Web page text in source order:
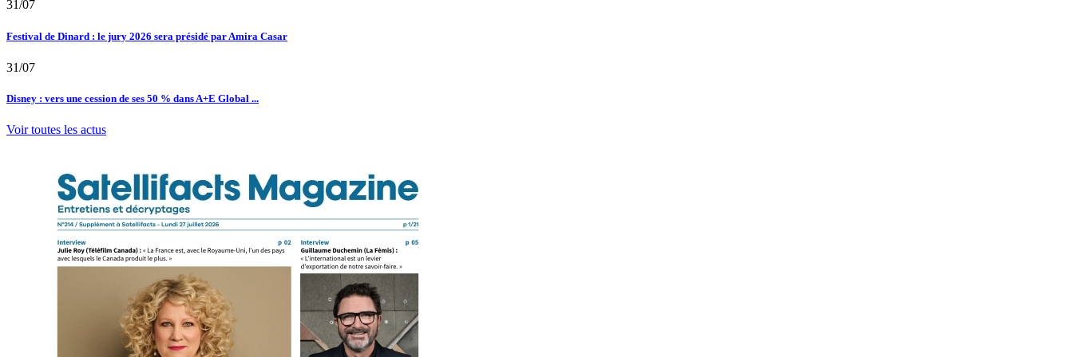
31/07
Festival de Dinard : le jury 2026 sera présidé par Amira Casar
31/07
Disney : vers une cession de ses 50 % dans A+E Global ...
Voir toutes les actus